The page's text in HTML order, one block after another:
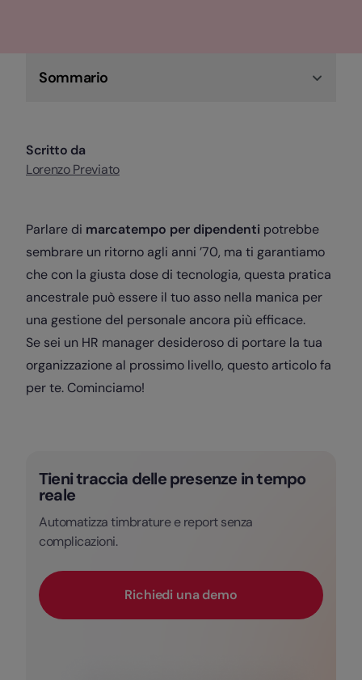
Sommario
Scritto da
Lorenzo Previato
Parlare di marcatempo per dipendenti potrebbe
sembrare un ritorno agli anni ’70, ma ti garantiamo
che con la giusta dose di tecnologia, questa pratica
ancestrale può essere il tuo asso nella manica per
una gestione del personale ancora più efficace.
Se sei un HR manager desideroso di portare la tua
organizzazione al prossimo livello, questo articolo fa
per te. Cominciamo!
Tieni traccia delle presenze in tempo
reale
Automatizza timbrature e report senza
complicazioni.
Richiedi una demo